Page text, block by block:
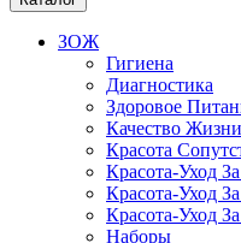
ЗОЖ
Гигиена
Диагностика
Здоровое
Качество Жизни
Красота
Красота-Уход
Красота-Уход
Красота-Уход
Наборы